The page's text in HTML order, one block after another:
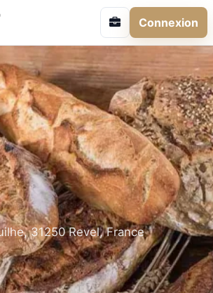
Connexion
31250 Revel, France